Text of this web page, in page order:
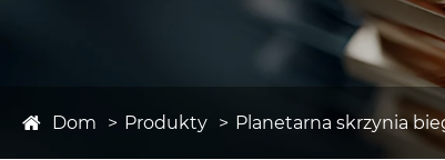
Dom Produkty Planetarna skrzynia